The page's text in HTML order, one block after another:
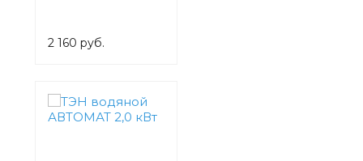
2 160 руб.